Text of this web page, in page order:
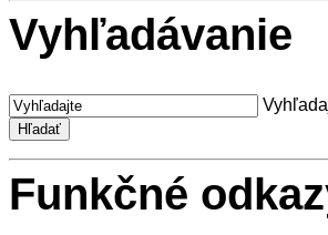
Vyhľadávanie
Funkčné